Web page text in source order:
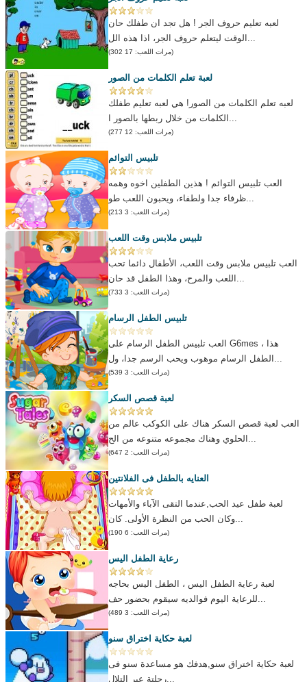
لعبه تعليم حروف الجر ! هل تجد ان طفلك حان
(مرات اللعب: 17 302)
لعبة تعلم الكلمات من الصور
لعبه تعلم الكلمات من الصور! هي لعبه تعليم طفلك
(مرات اللعب: 12 277)
تلبيس التوائم
العب تلبيس التوائم ! هذين الطفلين اخوه وهمه
(مرات اللعب: 3 213)
تلبيس ملابس وقت اللعب
العب تلبيس ملابس وقت اللعب، الأطفال دائما تحب
(مرات اللعب: 3 733)
تلبيس الطفل الرسام
العب تلبيس الطفل الرسام على G6mes ، هذا
(مرات اللعب: 3 539)
لعبة قصص السكر
العب لعبة قصص السكر هناك على الكوكب عالم من
(مرات اللعب: 2 647)
العنايه بالطفل فى الفلانتين
لعبة طفل عيد الحب,عندما التقى الآباء والأمهات
(مرات اللعب: 6 190)
رعاية الطفل اليس
لعبة رعاية الطفل اليس ، الطفل اليس بحاجه
(مرات اللعب: 3 489)
لعبة حكاية اختراق سنو
لعبة حكاية اختراق سنو,هدفك هو مساعدة سنو فى